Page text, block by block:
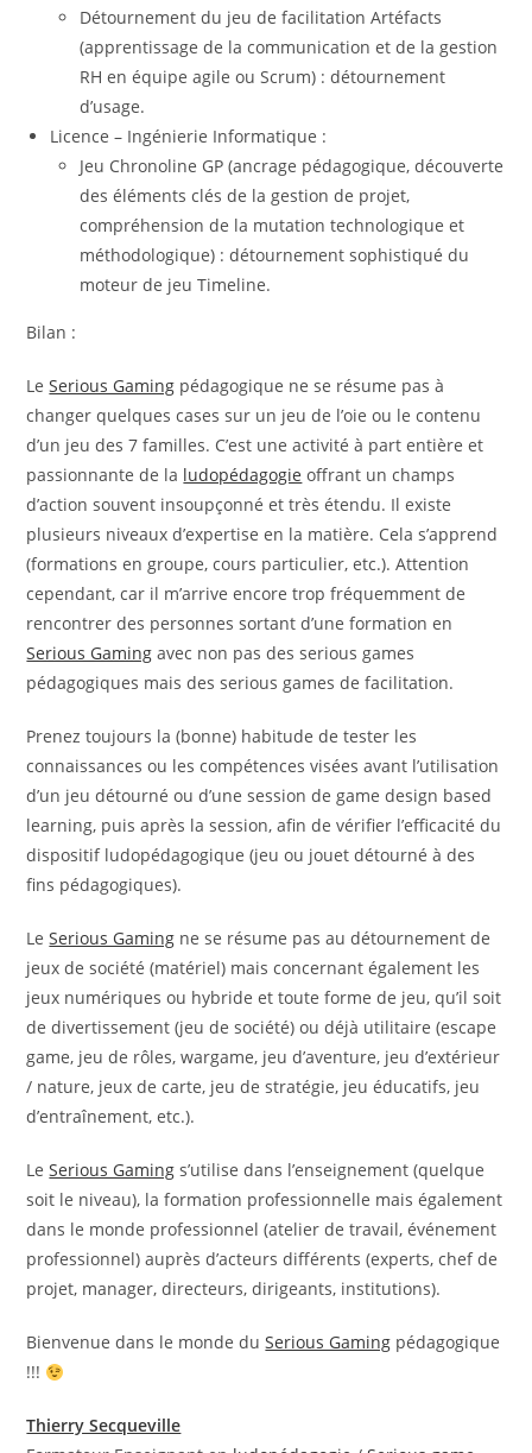
Détournement du jeu de facilitation Artéfacts
(apprentissage de la communication et de la gestion
RH en équipe agile ou Scrum) : détournement
d’usage.
Licence – Ingénierie Informatique :
Jeu Chronoline GP (ancrage pédagogique, découverte
des éléments clés de la gestion de projet,
compréhension de la mutation technologique et
méthodologique) : détournement sophistiqué du
moteur de jeu Timeline.
Bilan :
LeSerious Gaming pédagogique ne se résume pas à
changer quelques cases sur un jeu de l’oie ou le contenu
d’un jeu des 7 familles. C’est une activité à part entière et
passionnante de la ludopédagogie offrant un champs
d’action souvent insoupçonné et très étendu. Il existe
plusieurs niveaux d’expertise en la matière. Cela s’apprend
(formations en groupe, cours particulier, etc.). Attention
cependant, car il m’arrive encore trop fréquemment de
rencontrer des personnes sortant d’une formation en
Serious Gaming avec non pas des serious games
pédagogiques mais des serious games de facilitation.
Prenez toujours la (bonne) habitude de tester les
connaissances ou les compétences visées avant l’utilisation
d’un jeu détourné ou d’une session de game design based
learning, puis après la session, afin de vérifier l’efficacité du
dispositif ludopédagogique (jeu ou jouet détourné à des
fins pédagogiques).
LeSerious Gaming ne se résume pas au détournement de
jeux de société (matériel) mais concernant également les
jeux numériques ou hybride et toute forme de jeu, qu’il soit
de divertissement (jeu de société) ou déjà utilitaire (escape
game, jeu de rôles, wargame, jeu d’aventure, jeu d’extérieur
/ nature, jeux de carte, jeu de stratégie, jeu éducatifs, jeu
d’entraînement, etc.).
LeSerious Gaming s’utilise dans l’enseignement (quelque
soit le niveau), la formation professionnelle mais également
dans le monde professionnel (atelier de travail, événement
professionnel) auprès d’acteurs différents (experts, chef de
projet, manager, directeurs, dirigeants, institutions).
Bienvenue dans le monde duSerious Gaming pédagogique
!!!
Thierry Secqueville